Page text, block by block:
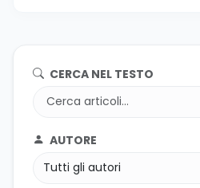
CERCA NEL TESTO
AUTORE